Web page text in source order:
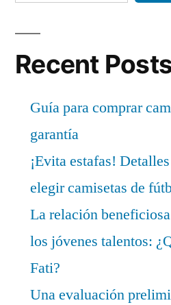
Recent
Guía para comprar
garantía
¡Evita estafas!
elegir camisetas de
La relación
los jóvenes talentos:
Fati?
Una evaluación